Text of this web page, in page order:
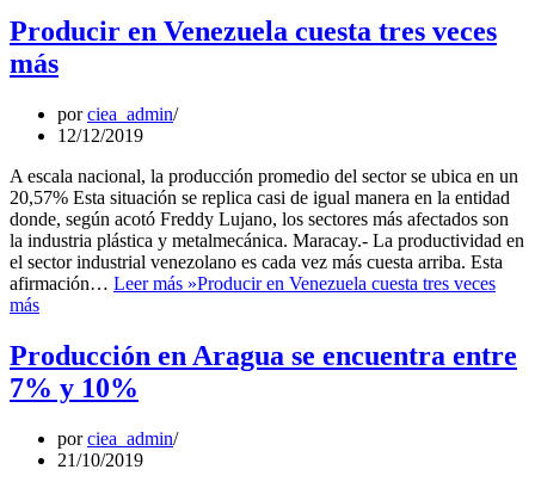
Producir en Venezuela cuesta tres veces
más
porciea_admin
12/12/2019
A escala nacional, la producción promedio del sector se ubica en un
20,57% Esta situación se replica casi de igual manera en la entidad
donde, según acotó Freddy Lujano, los sectores más afectados son
la industria plástica y metalmecánica. Maracay.- La productividad en
el sector industrial venezolano es cada vez más cuesta arriba. Esta
afirmación… Leer más »Producir en Venezuela cuesta tres veces
más
Producción en Aragua se encuentra entre
7% y 10%
porciea_admin
21/10/2019